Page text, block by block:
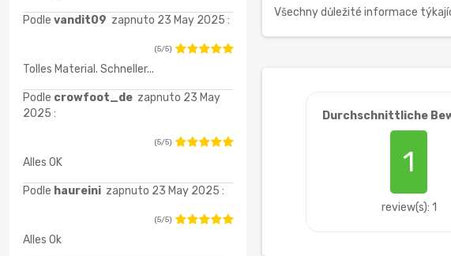
Podle vandit09 zapnuto 23 May 2025 :
(5/5)
Tolles Material. Schneller...
Podle crowfoot_de zapnuto 23 May
2025 :
(5/5)
Alles OK
Podle haureini zapnuto 23 May 2025 :
(5/5)
Alles Ok
Všechny důležité informace
Durchschnittliche
1
review(s): 1